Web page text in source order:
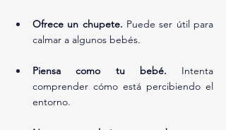
Ofrece un chupete. Puede ser útil para
calmar a algunos bebés.
Piensa como tu bebé. Intenta
comprender cómo está percibiendo el
entorno.